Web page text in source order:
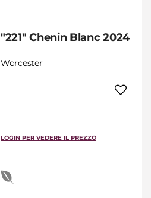
"221" Chenin Blanc 2024
Worcester
LOGIN PER VEDERE IL PREZZO